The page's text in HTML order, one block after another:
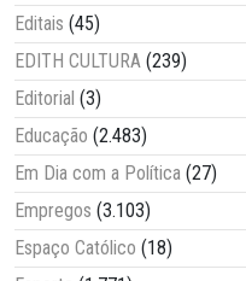
Editais (45)
EDITH CULTURA (239)
Editorial (3)
Educação (2.483)
Em Dia com a Política (27)
Empregos (3.103)
Espaço Católico (18)